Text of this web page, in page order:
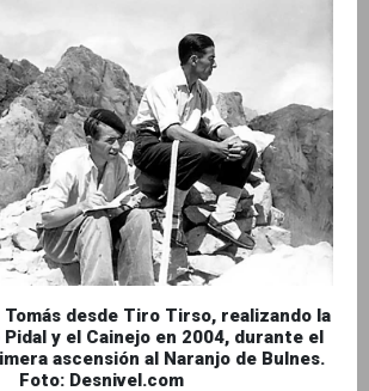
desde Tiro Tirso, realizando la
y el Cainejo en 2004, durante el
ascensión al Naranjo de Bulnes.
Foto: Desnivel.com